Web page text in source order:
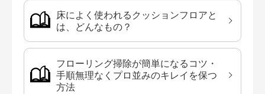
床によく使われるクッションフロアと
は、どんなもの？
フローリング掃除が簡単になるコツ・
手順無理なくプロ並みのキレイを保つ
方法